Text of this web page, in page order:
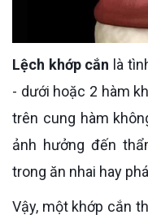
Lệch khớp cắn là
- dưới hoặc 2 hàm
trên cung hàm
ảnh hưởng đến
trong ăn nhai hay
Vậy, một khớp cắn thế nào được coi là chuẩn? Là khi